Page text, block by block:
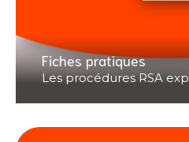
Fiches pratiques
Les procédures RSA